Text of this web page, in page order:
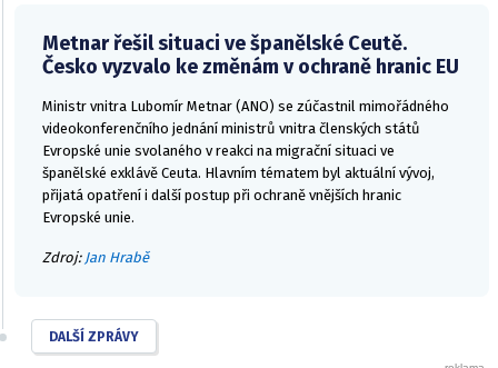
Metnar řešil situaci ve španělské Ceutě.
Česko vyzvalo ke změnám v ochraně hranic EU
Ministr vnitra Lubomír Metnar (ANO) se zúčastnil mimořádného
videokonferenčního jednání ministrů vnitra členských států
Evropské unie svolaného v reakci na migrační situaci ve
španělské exklávě Ceuta. Hlavním tématem byl aktuální vývoj,
přijatá opatření i další postup při ochraně vnějších hranic
Evropské unie.
Zdroj: Jan Hrabě
DALŠÍ ZPRÁVY